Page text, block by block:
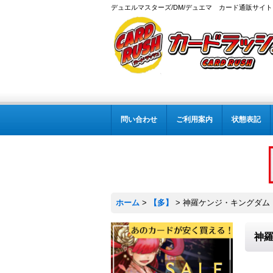
デュエルマスターズ/DM/デュエマ カード通販サイト
問い合わせ ご利用案内 状態表記
ホーム > 【多】 > 神羅ケンジ・キングダム
神